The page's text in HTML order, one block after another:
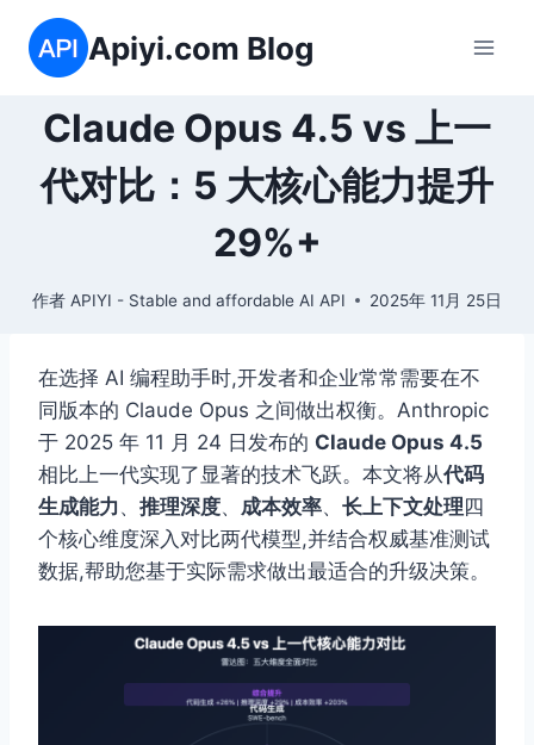
Apiyi.com Blog
Claude Opus 4.5 vs 上一
代对比：5 大核心能力提升
29%+
作者 APIYI - Stable and affordable AI API 2025年 11月 25日
在选择 AI 编程助手时,开发者和企业常常需要在不
同版本的 Claude Opus 之间做出权衡。Anthropic
于 2025 年 11 月 24 日发布的 Claude Opus 4.5
相比上一代实现了显著的技术飞跃。本文将从代码
生成能力 、 推理深度、 成本效率、 长上下文处理四
个核心维度深入对比两代模型,并结合权威基准测试
数据,帮助您基于实际需求做出最适合的升级决策。